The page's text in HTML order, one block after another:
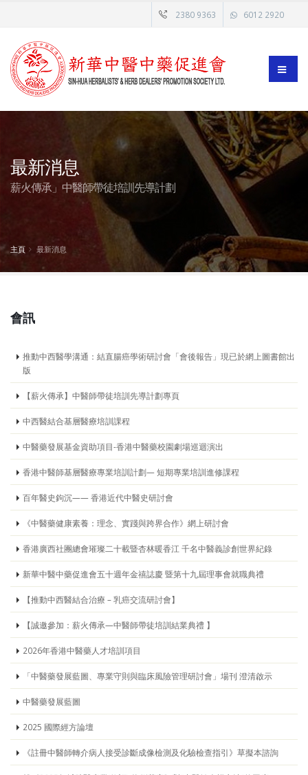
2380 9363 6012 2920
最新消息
薪火傳承」中醫師帶徒培訓先導計劃
主頁 最新消息
會訊
推動中西醫學溝通：結直腸癌學術研討會「會後報告」現已於網上圖書館出
版
【薪火傳承】中醫師帶徒培訓先導計劃專頁
中西醫結合基層醫療培訓課程
中醫藥發展基金資助項目-香港中醫藥校園劇場巡迴演出
香港中醫師基層醫療專業培訓計劃— 短期專業培訓進修課程
百年醫史鉤沉—— 香港近代中醫史研討會
《中醫藥健康素養：理念、實踐與跨界合作》網上研討會
香港廣西社團總會璀璨二十載暨杏林暖香江 千名中醫義診創世界紀錄
新華中醫中藥促進會五十週年金禧誌慶 暨第十九屆理事會就職典禮
【推動中西醫結合治療 – 乳癌交流研討會】
【誠邀參加：薪火傳承—中醫師帶徒培訓結業典禮 】
2026年香港中醫藥人才培訓項目
「中醫藥發展藍圖、專業守則與臨床風險管理研討會」場刊 澄清啟示
中醫藥發展藍圖
2025 國際經方論壇
《註冊中醫師轉介病人接受診斷成像檢測及化驗檢查指引》草擬本諮詢